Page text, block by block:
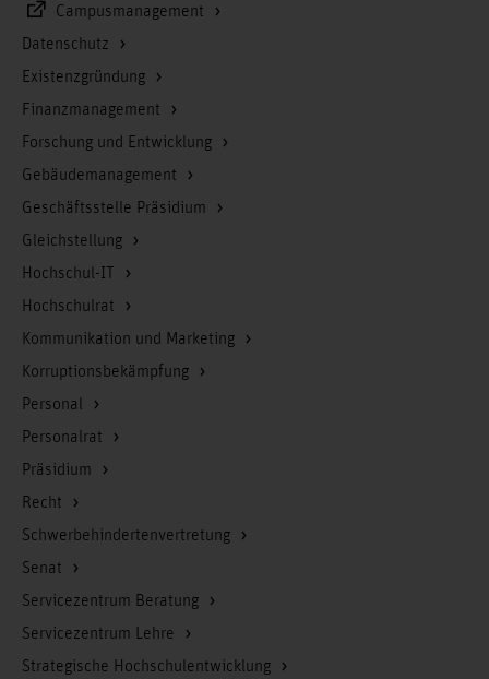
Campusmanagement
Datenschutz
Existenzgründung
Finanzmanagement
Forschung und Entwicklung
Gebäudemanagement
Geschäftsstelle Präsidium
Gleichstellung
Hochschul-IT
Hochschulrat
Kommunikation und Marketing
Korruptionsbekämpfung
Personal
Personalrat
Präsidium
Recht
Schwerbehindertenvertretung
Senat
Servicezentrum Beratung
Servicezentrum Lehre
Strategische Hochschulentwicklung